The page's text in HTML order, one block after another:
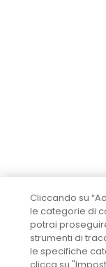
Cliccando su
le categorie di
potrai
strumenti di
le specifiche